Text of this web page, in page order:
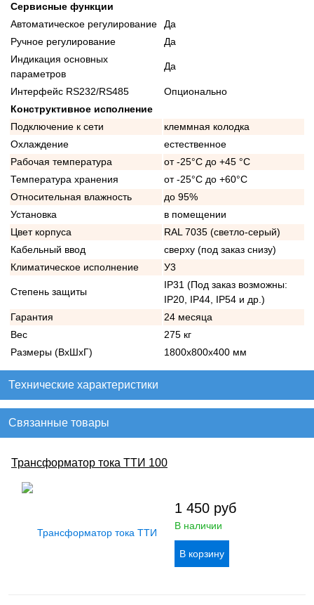
Сервисные функции
Автоматическое регулирование
Да
Ручное регулирование
Да
Индикация основных
параметров
Да
Интерфейс RS232/RS485
Опционально
Конструктивное исполнение
Подключение к сети
клеммная колодка
Охлаждение
естественное
Рабочая температура
от -25°C до +45 °C
Температура хранения
от -25°C до +60°C
Относительная влажность
до 95%
Установка
в помещении
Цвет корпуса
RAL 7035 (светло-серый)
Кабельный ввод
сверху (под заказ снизу)
Климатическое исполнение
У3
Степень защиты
IP31 (Под заказ возможны:
IP20, IP44, IP54 и др.)
Гарантия
24 месяца
Вес
275 кг
Размеры (ВхШхГ)
1800х800х400 мм
Технические характеристики
Связанные товары
Трансформатор тока ТТИ 100
1 450 руб
В наличии